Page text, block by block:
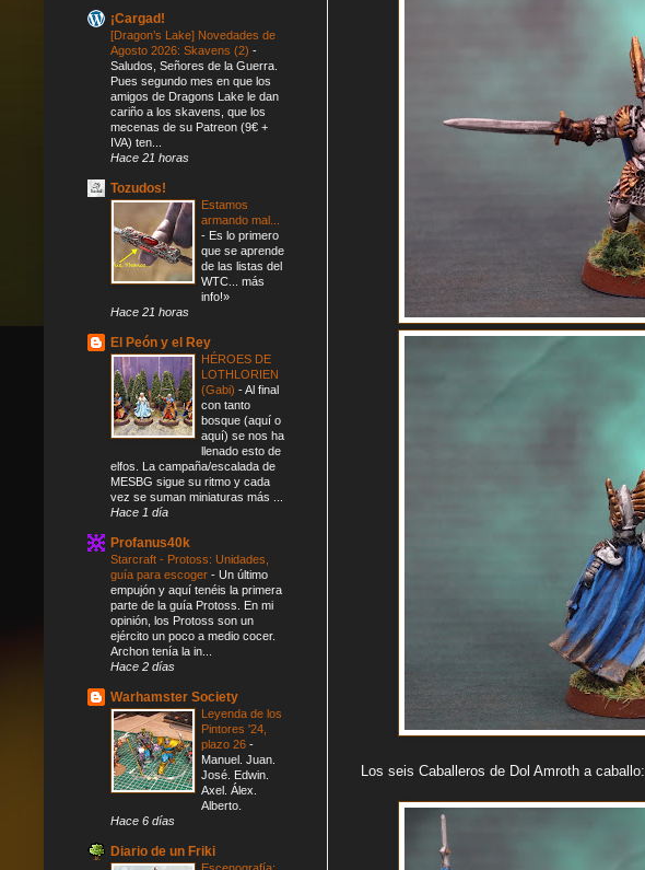
Los seis Caballeros de Dol Amroth a caballo:
¡Cargad!
[Dragon’s Lake] Novedades de
Agosto 2026: Skavens (2) -
Saludos, Señores de la Guerra.
Pues segundo mes en que los
amigos de Dragons Lake le dan
cariño a los skavens, que los
mecenas de su Patreon (9€ +
IVA) ten...
Hace 21 horas
Tozudos!
Estamos
armando mal...
- Es lo primero
que se aprende
de las listas del
WTC... más
info!»
Hace 21 horas
El Peón y el Rey
HÉROES DE
LOTHLORIEN
(Gabi) -Al final
con tanto
bosque (aquí o
aquí) se nos ha
llenado esto de
elfos. La campaña/escalada de
MESBG sigue su ritmo y cada
vez se suman miniaturas más ...
Hace 1 día
Profanus40k
Starcraft - Protoss: Unidades,
guía para escoger - Un último
empujón y aquí tenéis la primera
parte de la guía Protoss. En mi
opinión, los Protoss son un
ejército un poco a medio cocer.
Archon tenía la in...
Hace 2 días
Warhamster Society
Leyenda de los
Pintores '24,
plazo 26 -
Manuel. Juan.
José. Edwin.
Axel. Álex.
Alberto.
Hace 6 días
Diario de un Friki